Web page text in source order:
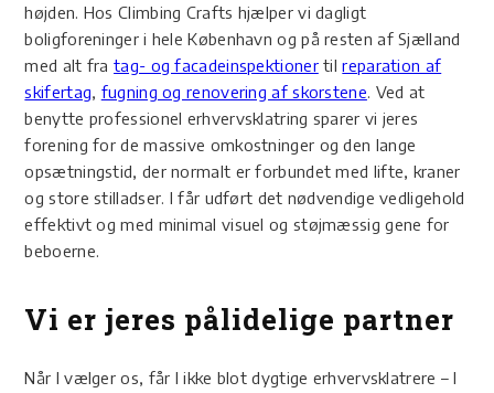
højden. Hos Climbing Crafts hjælper vi dagligt
boligforeninger i hele København og på resten af Sjælland
med alt fratag- og facadeinspektionertilreparation af
skifertag, fugning og renovering af skorstene. Ved at
benytte professionel erhvervsklatring sparer vi jeres
forening for de massive omkostninger og den lange
opsætningstid, der normalt er forbundet med lifte, kraner
og store stilladser. I får udført det nødvendige vedligehold
effektivt og med minimal visuel og støjmæssig gene for
beboerne.
Vi er jeres pålidelige partner
Når I vælger os, får I ikke blot dygtige erhvervsklatrere – I